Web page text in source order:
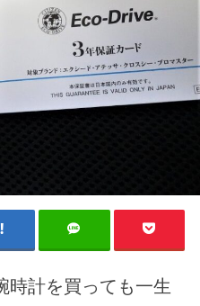
時計を買っても一生